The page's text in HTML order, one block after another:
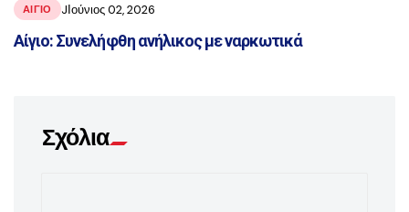
ΑΙΓΙΟ JΙούνιος 02, 2026
Αίγιο: Συνελήφθη ανήλικος με ναρκωτικά
Σχόλια